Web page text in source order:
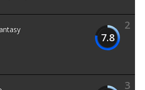
2
7.8
3